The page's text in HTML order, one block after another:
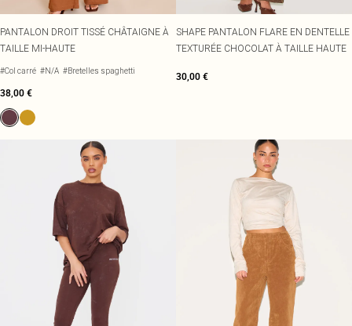
PANTALON DROIT TISSÉ CHÂTAIGNE À
TAILLE MI-HAUTE
#Col carré #N/A #Bretelles spaghetti
38,00 €
SHAPE PANTALON FLARE EN DENTELLE
TEXTURÉE CHOCOLAT À TAILLE HAUTE
30,00 €